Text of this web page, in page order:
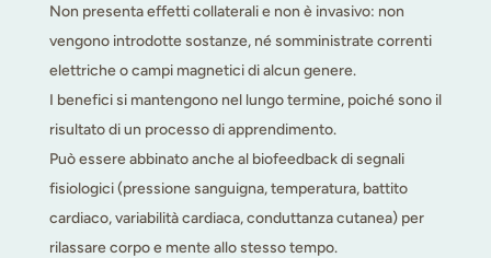
Non presenta effetti collaterali e non è invasivo: non
vengono introdotte sostanze, né somministrate correnti
elettriche o campi magnetici di alcun genere.
I benefici si mantengono nel lungo termine, poiché sono il
risultato di un processo di apprendimento.
Può essere abbinato anche al biofeedback di segnali
fisiologici (pressione sanguigna, temperatura, battito
cardiaco, variabilità cardiaca, conduttanza cutanea) per
rilassare corpo e mente allo stesso tempo.